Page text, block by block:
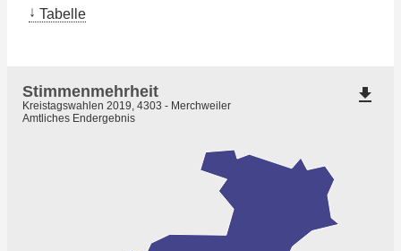
Tabelle
Stimmenmehrheit
Kreistagswahlen 2019, 4303 - Merchweiler
Amtliches Endergebnis
file_download